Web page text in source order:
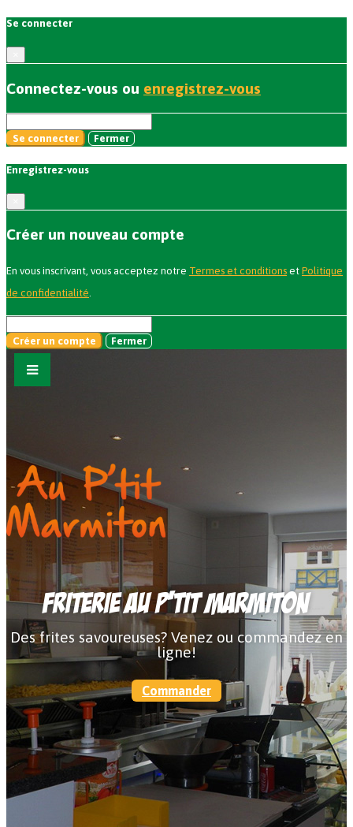
Se connecter
Connectez-vous ou enregistrez-vous
Se connecter Fermer
Enregistrez-vous
Créer un nouveau compte
En vous inscrivant, vous acceptez notre Termes et conditions et Politique
de confidentialité.
Créer un compte Fermer
Friterie Au P'tit Marmiton
Des frites savoureuses? Venez ou commandez en
ligne!
Commander